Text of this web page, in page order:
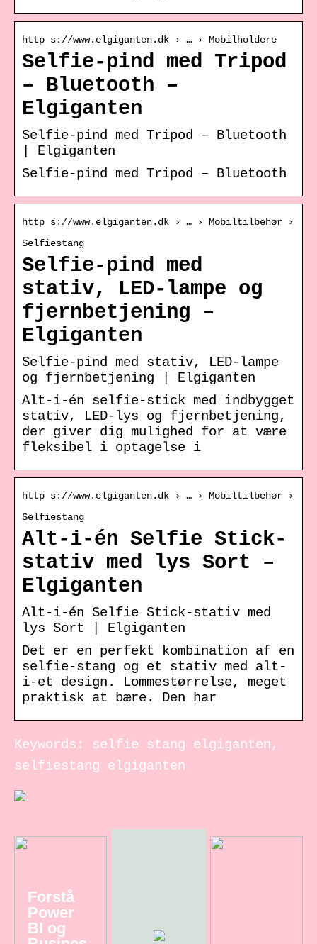
http s://www.elgiganten.dk › … › Mobilholdere
Selfie-pind med Tripod
– Bluetooth –
Elgiganten
Selfie-pind med Tripod – Bluetooth
| Elgiganten
Selfie-pind med Tripod – Bluetooth
http s://www.elgiganten.dk › … › Mobiltilbehør ›
Selfiestang
Selfie-pind med
stativ, LED-lampe og
fjernbetjening –
Elgiganten
Selfie-pind med stativ, LED-lampe
og fjernbetjening | Elgiganten
Alt-i-én selfie-stick med indbygget
stativ, LED-lys og fjernbetjening,
der giver dig mulighed for at være
fleksibel i optagelse i
http s://www.elgiganten.dk › … › Mobiltilbehør ›
Selfiestang
Alt-i-én Selfie Stick-
stativ med lys Sort –
Elgiganten
Alt-i-én Selfie Stick-stativ med
lys Sort | Elgiganten
Det er en perfekt kombination af en
selfie-stang og et stativ med alt-
i-et design. Lommestørrelse, meget
praktisk at bære. Den har
Keywords: selfie stang elgiganten,
selfiestang elgiganten
Forstå
Power
BI og